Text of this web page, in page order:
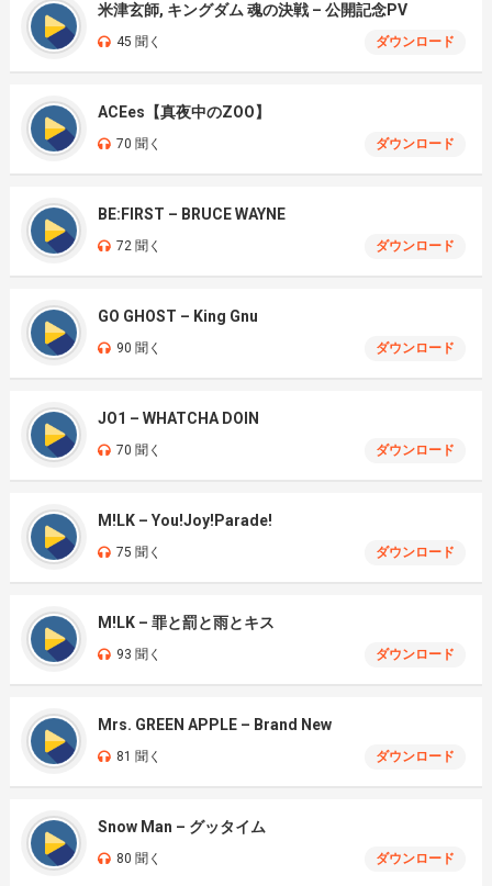
米津玄師, キングダム 魂の決戦 – 公開記念PV
45 聞く ダウンロード
ACEes【真夜中のZOO】
70 聞く ダウンロード
BE:FIRST – BRUCE WAYNE
72 聞く ダウンロード
GO GHOST – King Gnu
90 聞く ダウンロード
JO1 – WHATCHA DOIN
70 聞く ダウンロード
M!LK – You!Joy!Parade!
75 聞く ダウンロード
M!LK – 罪と罰と雨とキス
93 聞く ダウンロード
Mrs. GREEN APPLE – Brand New
81 聞く ダウンロード
Snow Man – グッタイム
80 聞く ダウンロード